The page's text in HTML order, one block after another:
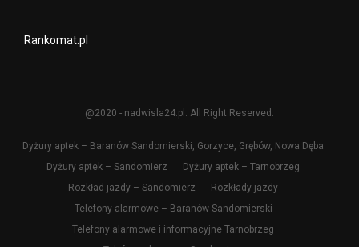
Rankomat.pl
@2020 - nadwisla24.pl. All Right Reserved.
Dyżury aptek – Baranów Sandomierski, Gorzyce, Grębów, Nowa Dęba
Dyżury aptek – Sandomierz
Dyżury aptek – Tarnobrzeg
Rozkład jazdy – Sandomierz
Rozkłady jazdy
Telefony alarmowe – Baranów Sandomierski
Telefony alarmowe i informacyjne Tarnobrzeg